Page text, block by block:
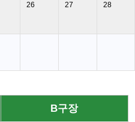
26 27 28
B구장